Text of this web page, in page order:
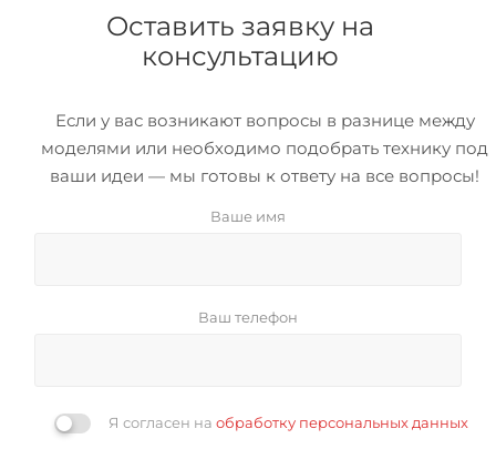
Оставить заявку на
консультацию
Если у вас возникают вопросы в разнице между
моделями или необходимо подобрать технику под
ваши идеи — мы готовы к ответу на все вопросы!
Ваше имя
Ваш телефон
Я согласен на обработку персональных данных